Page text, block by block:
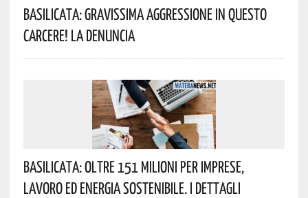
Basilicata: Gravissima Aggressione In Questo
Carcere! La Denuncia
Basilicata: Oltre 151 Milioni Per Imprese,
Lavoro Ed Energia Sostenibile. I Dettagli